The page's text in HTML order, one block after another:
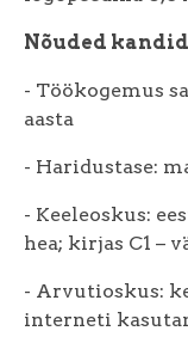
Nõuded
- Töökogemus
aasta
- Haridustase:
- Keeleoskus:
hea; kirjas C1 –
- Arvutioskus:
interneti